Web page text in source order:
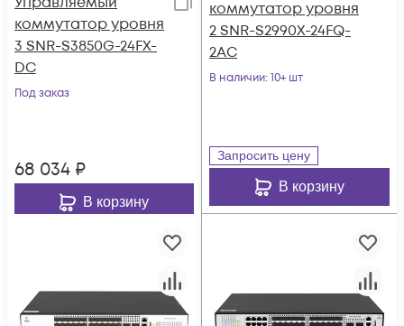
коммутатор уровня
3 SNR-S3850G-24FX-
DC
Под заказ
68 034 ₽
В корзину
коммутатор уровня
2 SNR-S2990X-24FQ-
2AC
В наличии: 10+ шт
Запросить цену
В корзину